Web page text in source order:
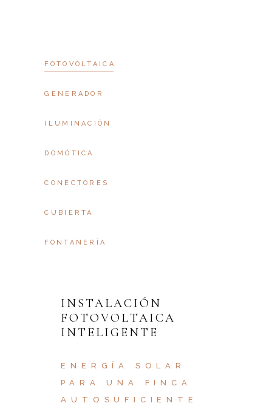
FOTOVOLTAICA
GENERADOR
ILUMINACIÓN
DOMÓTICA
CONECTORES
CUBIERTA
FONTANERÍA
INSTALACIÓN
FOTOVOLTAICA
INTELIGENTE
ENERGÍA SOLAR
PARA UNA FINCA
AUTOSUFICIENTE